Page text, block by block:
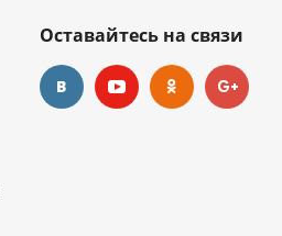
Оставайтесь на связи